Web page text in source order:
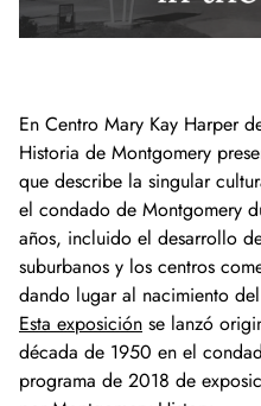
Colección
Historias
Bóveda de vídeo
La historia del
Centro Mary
Otros sitios y
Oficina de
Lista
Calendario
Eventos
Preguntas
Consejo
Personal
Carreras
Participa
Hacer una
Únase al
Dejar un
Donación
Regalos
Únase a
Asistir a un acto
Donar ahora
English
En Centro Mary Kay Harper
Historia de Montgomery
que describe la singular
el condado de Montgomery
años, incluido el desarrollo
suburbanos y los centros
dando lugar al nacimiento
Esta exposición se lanzó
década de 1950 en el
programa de 2018 de